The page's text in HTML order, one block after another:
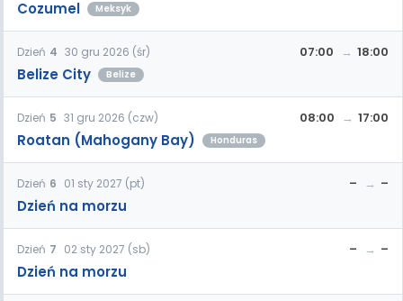
Cozumel Meksyk
Dzień 4 30 gru 2026 (śr)
Belize City Belize
07:00 18:00
Dzień 5 31 gru 2026 (czw)
Roatan (Mahogany Bay) Honduras
08:00 17:00
Dzień 6 01 sty 2027 (pt)
Dzień na morzu
– –
Dzień 7 02 sty 2027 (sb)
Dzień na morzu
– –